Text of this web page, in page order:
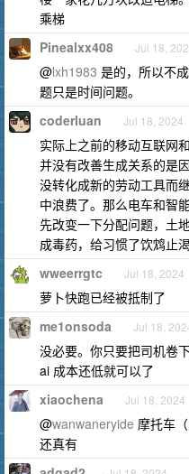
乘梯
Pinealxx408 Jul 18,
@lxh1983 是的，所以不
题只是时间问题。
coderluan Jul 18, 2024
实际上之前的移动互联网
并没有改善生成关系的是
没转化成新的劳动工具而
中浪费了。那么电车和智
先改变一下分配问题，土
成毒药，给习惯了饮鸩止
wweerrgtc Jul 18, 2024
萝卜快跑已经被抵制了
me1onsoda Jul 18,
没必要。你只要把司机卷
ai 成本还低就可以了
xiaochena Jul 18, 2024
@wanwaneryide 摩托车
还真有